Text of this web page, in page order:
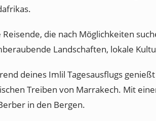
Reisende, die nach Möglichkeiten
Landschaften, lokale
deines Imlil Tagesausflugs
Treiben von Marrakech. Mit
in den Bergen.